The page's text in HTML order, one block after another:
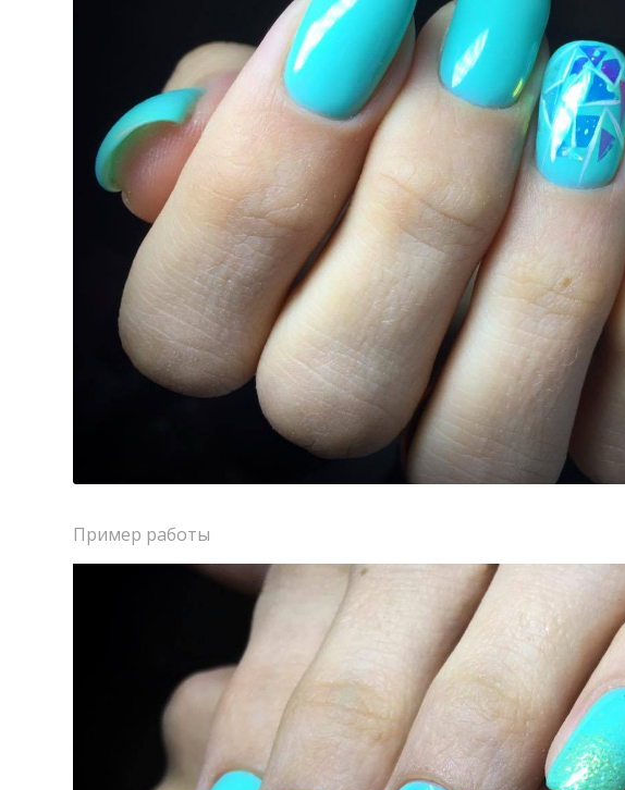
Пример работы